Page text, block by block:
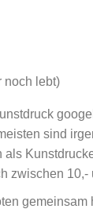
noch lebt)
sind
zwischen 10,-
gemeinsam